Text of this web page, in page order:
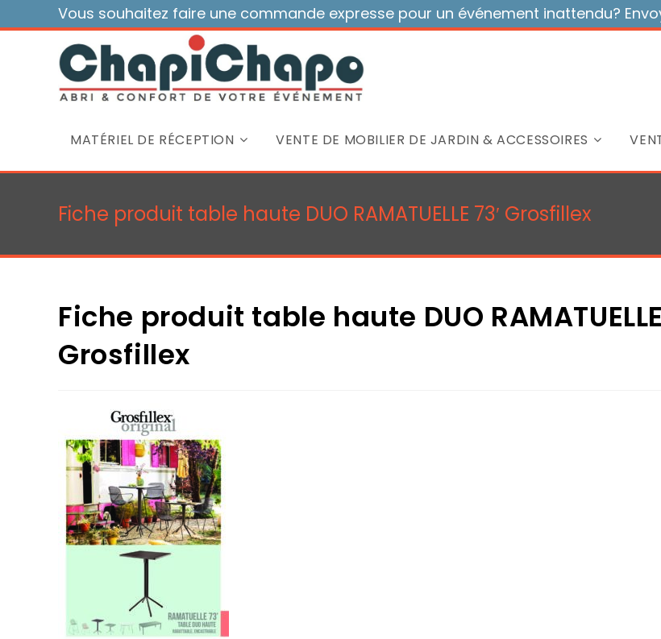
to
Vous souhaitez faire une commande expresse pour un événement inattendu?
MATÉRIEL DE RÉCEPTION VENTE DE MOBILIER DE JARDIN & ACCESSOIRES
Fiche produit table haute DUO RAMATUELLE 73′ Grosfillex
Fiche produit table haute DUO
Grosfillex